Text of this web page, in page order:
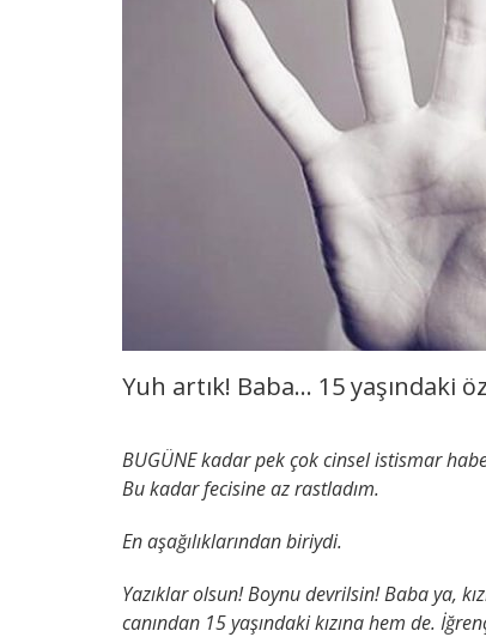
Yuh artık! Baba… 15 yaşındaki
BUGÜNE kadar pek çok cinsel istismar
Bu kadar fecisine az rastladım.
En aşağılıklarından biriydi.
Yazıklar olsun! Boynu devrilsin! Baba ya,
canından 15 yaşındaki kızına hem de.